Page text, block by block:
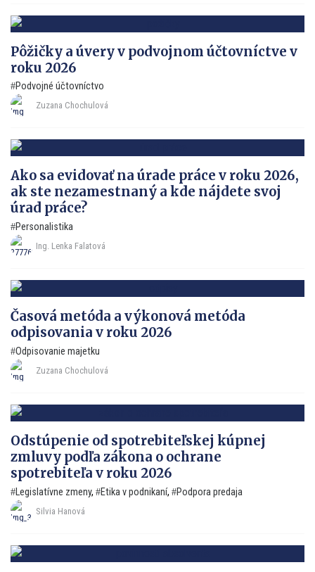
Pôžičky a úvery v podvojnom účtovníctve v
roku 2026
Podvojné účtovníctvo
Zuzana Chochulová
Ako sa evidovať na úrade práce v roku 2026,
ak ste nezamestnaný a kde nájdete svoj
úrad práce?
Personalistika
Ing. Lenka Falatová
Časová metóda a výkonová metóda
odpisovania v roku 2026
Odpisovanie majetku
Zuzana Chochulová
Odstúpenie od spotrebiteľskej kúpnej
zmluvy podľa zákona o ochrane
spotrebiteľa v roku 2026
Legislatívne zmeny, Etika v podnikaní, Podpora predaja
Silvia Hanová